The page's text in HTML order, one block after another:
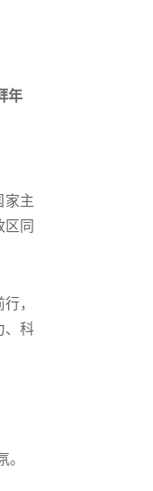
年
家主
同
，
、科
。